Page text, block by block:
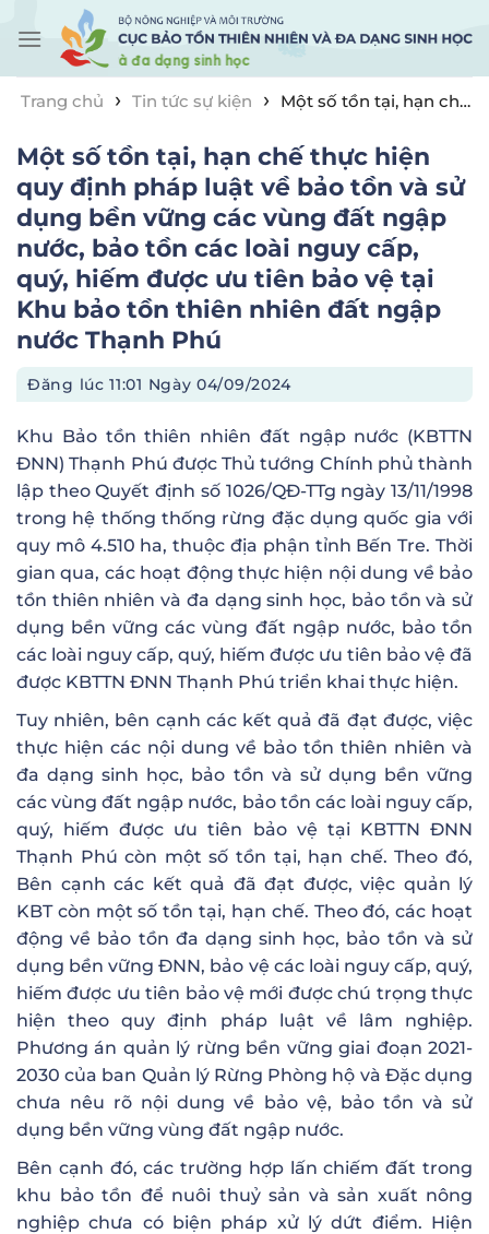
content
Trang chủ
› Tin tức sự kiện ›
Một số tồn tại, hạn chế
bền vững các vùng đất ngập nước, bảo tồn các loài
nguy cấp, quý, hiếm được ưu tiên bảo vệ tại Khu bảo
tồn thiên nhiên đất ngập nước Thạnh Phú
Một số tồn tại, hạn chế thực hiện
quy định pháp luật về bảo tồn và sử
dụng bền vững các vùng đất ngập
nước, bảo tồn các loài nguy cấp,
quý, hiếm được ưu tiên bảo vệ tại
Khu bảo tồn thiên nhiên đất ngập
nước Thạnh Phú
Đăng lúc11:01 Ngày 04/09/2024
Khu Bảo tồn thiên nhiên đất ngập nước (KBTTN
ĐNN) Thạnh Phú được Thủ tướng Chính phủ thành
lập theo Quyết định số 1026/QĐ-TTg ngày 13/11/1998
trong hệ thống thống rừng đặc dụng quốc gia với
quy mô 4.510 ha, thuộc địa phận tỉnh Bến Tre. Thời
gian qua, các hoạt động thực hiện nội dung về bảo
tồn thiên nhiên và đa dạng sinh học, bảo tồn và sử
dụng bền vững các vùng đất ngập nước, bảo tồn
các loài nguy cấp, quý, hiếm được ưu tiên bảo vệ đã
được KBTTN ĐNN Thạnh Phú triển khai thực hiện.
Tuy nhiên, bên cạnh các kết quả đã đạt được, việc
thực hiện các nội dung về bảo tồn thiên nhiên và
đa dạng sinh học, bảo tồn và sử dụng bền vững
các vùng đất ngập nước, bảo tồn các loài nguy cấp,
quý, hiếm được ưu tiên bảo vệ tại KBTTN ĐNN
Thạnh Phú còn một số tồn tại, hạn chế. Theo đó,
Bên cạnh các kết quả đã đạt được, việc quản lý
KBT còn một số tồn tại, hạn chế. Theo đó, các hoạt
động về bảo tồn đa dạng sinh học, bảo tồn và sử
dụng bền vững ĐNN, bảo vệ các loài nguy cấp, quý,
hiếm được ưu tiên bảo vệ mới được chú trọng thực
hiện theo quy định pháp luật về lâm nghiệp.
Phương án quản lý rừng bền vững giai đoạn 2021-
2030 của ban Quản lý Rừng Phòng hộ và Đặc dụng
chưa nêu rõ nội dung về bảo vệ, bảo tồn và sử
dụng bền vững vùng đất ngập nước.
Bên cạnh đó, các trường hợp lấn chiếm đất trong
khu bảo tồn để nuôi thuỷ sản và sản xuất nông
nghiệp chưa có biện pháp xử lý dứt điểm. Hiện